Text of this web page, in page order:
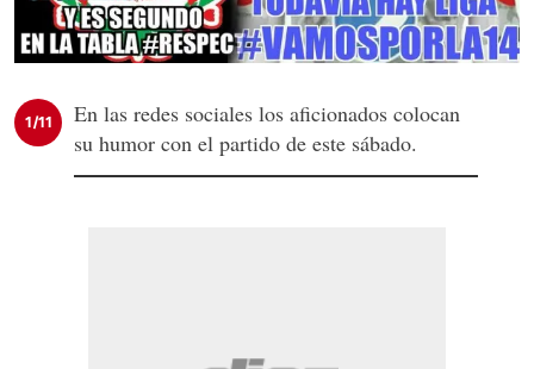
1/11
En las redes sociales los aficionados colocan
su humor con el partido de este sábado.